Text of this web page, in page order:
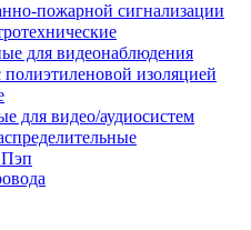
пожарной сигнализации
для видеонаблюдения
изоляцией
для видео/аудиосистем